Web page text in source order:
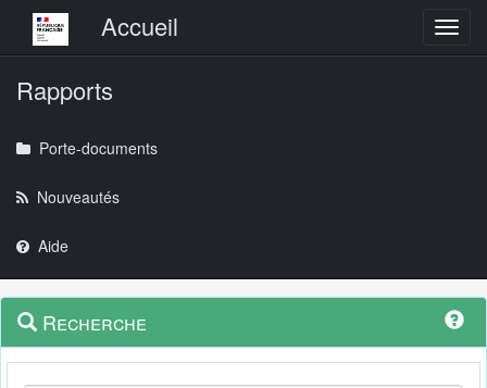
Menu principalAccueil
Rapports
Porte-documents
Nouveautés
Aide
Navigation
outils
Menu
contextuel
Recherche